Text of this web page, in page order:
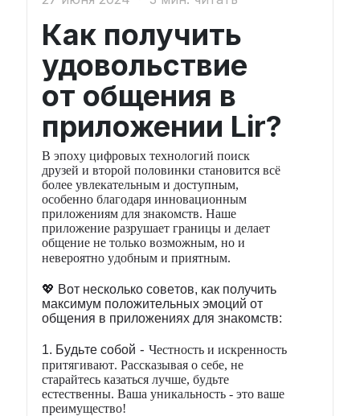
Как получить
удовольствие
от общения в
приложении Lir?
В эпоху цифровых технологий поиск
друзей и второй половинки становится всё
более увлекательным и доступным,
особенно благодаря инновационным
приложениям для знакомств. Наше
приложение разрушает границы и делает
общение не только возможным, но и
невероятно удобным и приятным.
💖 Вот несколько советов, как получить
максимум положительных эмоций от
общения в приложениях для знакомств:
1. Будьте собой -Честность и искренность
притягивают. Рассказывая о себе, не
старайтесь казаться лучше, будьте
естественны. Ваша уникальность - это ваше
преимущество!